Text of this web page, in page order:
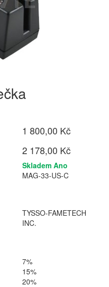
1 800,00 Kč
2 178,00 Kč
Skladem Ano
MAG-33-US-C
TYSSO-FAMETECH
INC.
7%
15%
20%